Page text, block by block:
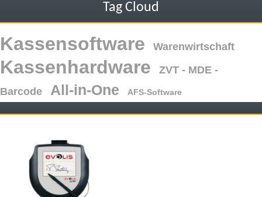
Tag Cloud
Kassensoftware Warenwirtschaft
Kassenhardware
ZVT - MDE -
Barcode
All-in-One AFS-Software